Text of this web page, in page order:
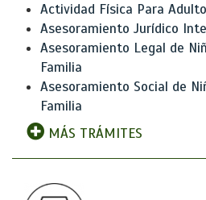
Actividad Física Para
Asesoramiento Jurídico
Asesoramiento Legal de
Familia
Asesoramiento Social de
Familia
MÁS TRÁMITES